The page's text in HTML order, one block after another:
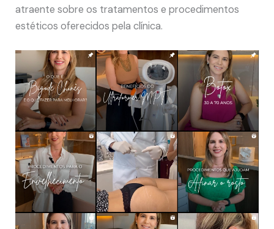
atraente sobre os tratamentos e procedimentos
estéticos oferecidos pela clínica.